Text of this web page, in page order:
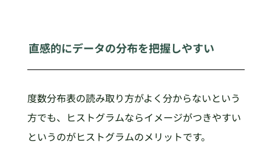
直感的にデータの分布を把握しやすい
度数分布表の読み取り方がよく分からないという
方でも、ヒストグラムならイメージがつきやすい
というのがヒストグラムのメリットです。